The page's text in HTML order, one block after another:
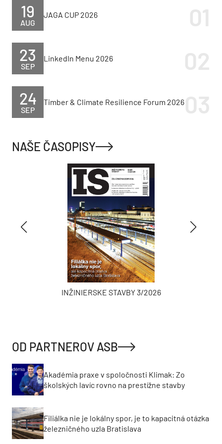
AUG
19 JAGA CUP 2026
SEP
23 LinkedIn Menu 2026
SEP
24 Timber & Climate Resilience Forum 2026
NAŠE ČASOPISY
INŽINIERSKE STAVBY 3/2026
OD PARTNEROV ASB
Akadémia praxe v spoločnosti Klimak: Zo
školských lavíc rovno na prestížne stavby
Filiálka nie je lokálny spor, je to kapacitná otázka
železničného uzla Bratislava